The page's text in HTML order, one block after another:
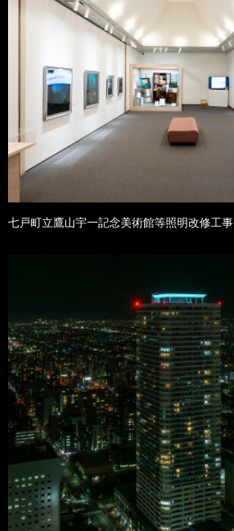
七戸町立鷹山宇一記念美術館等照明改修工事